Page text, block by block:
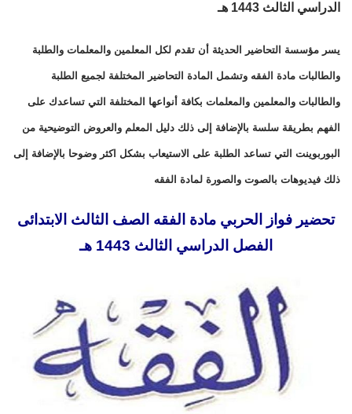
الدراسي الثالث 1443 هـ
يسر مؤسسة التحاضير الحديثة أن تقدم لكل المعلمين والمعلمات والطلبة
والطالبات مادة الفقه وتشمل المادة التحاضير المختلفة لجميع الطلبة
والطالبات والمعلمين والمعلمات بكافة أنواعها المختلفة التي تساعدك على
الفهم بطريقة سلسة بالإضافة إلى ذلك دليل المعلم والعروض التوضيحية من
البوربوينت التي تساعد الطلبة على الاستيعاب بشكل اكثر وضوحا بالإضافة إلى
ذلك فيديوهات بالصوت والصورة لمادة الفقه
تحضير فواز الحربي مادة الفقه الصف الثالث الابتدائى
الفصل الدراسي الثالث 1443 هـ